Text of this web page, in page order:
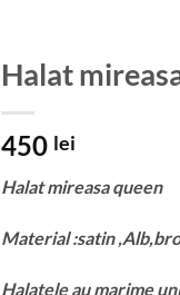
Halat
450 lei
Halat mireasa queen
Material :satin
Halatele au marime